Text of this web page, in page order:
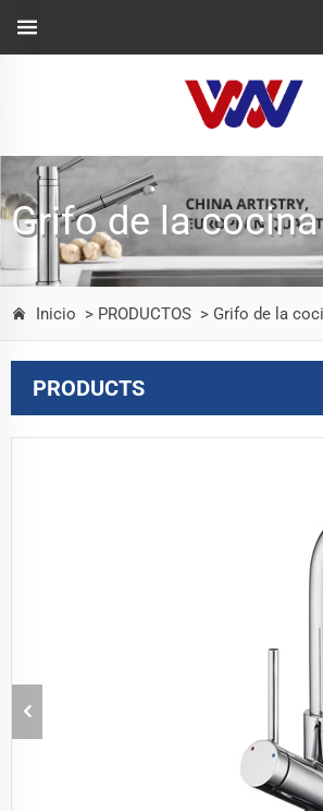
Grifo de la cocina
Inicio > PRODUCTOS > Grifo de la
PRODUCTS